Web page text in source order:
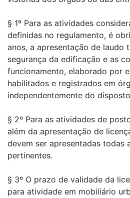
§ 1º Para as atividades
definidas no regulamento, é
anos, a apresentação de laudo
segurança da edificação e as
funcionamento, elaborado por
habilitados e registrados em
independentemente do
§ 2º Para as atividades de
além da apresentação de
devem ser apresentadas todas
pertinentes.
§ 3º O prazo de validade da
para atividade em mobiliário